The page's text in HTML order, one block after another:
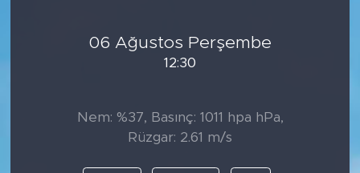
06 Ağustos Perşembe
12:30
Nem: %37, Basınç: 1011 hpa hPa,
Rüzgar: 2.61 m/s
Sektör